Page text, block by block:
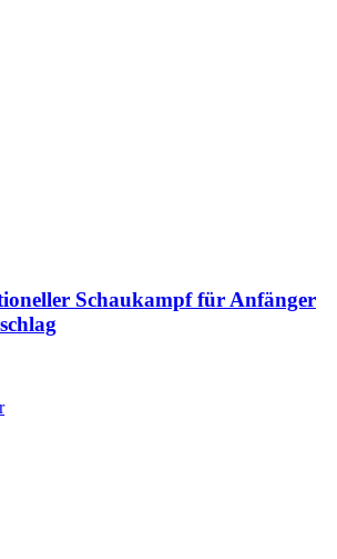
Schaukampf für Anfänger